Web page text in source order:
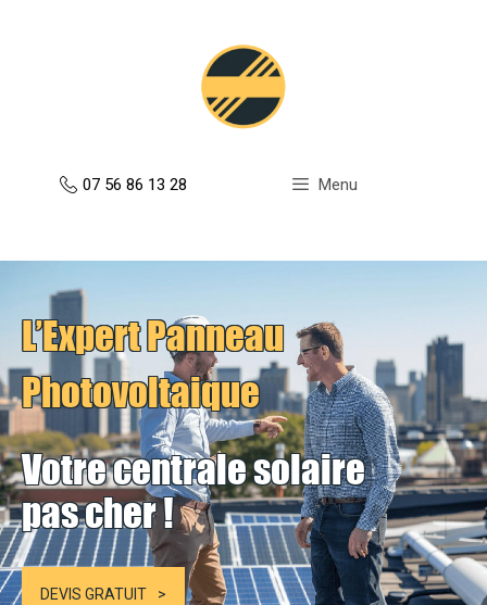
07 56 86 13 28 Menu
L’Expert Panneau
Photovoltaique
Votre centrale solaire
pas cher !
DEVIS GRATUIT